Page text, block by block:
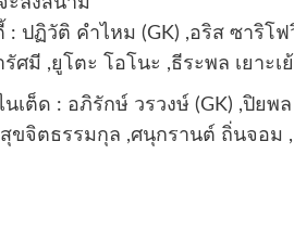
: ปฏิวัติ คำไหม (GK) ,อริส ซาริโ
ศมี ,ยูโตะ โอโนะ ,ธีระพล เยาะ
นเต็ด : อภิรักษ์ วรวงษ์ (GK) ,ปิยพ
ขจิตธรรมกุล ,ศนุกรานต์ ถิ่นจอ